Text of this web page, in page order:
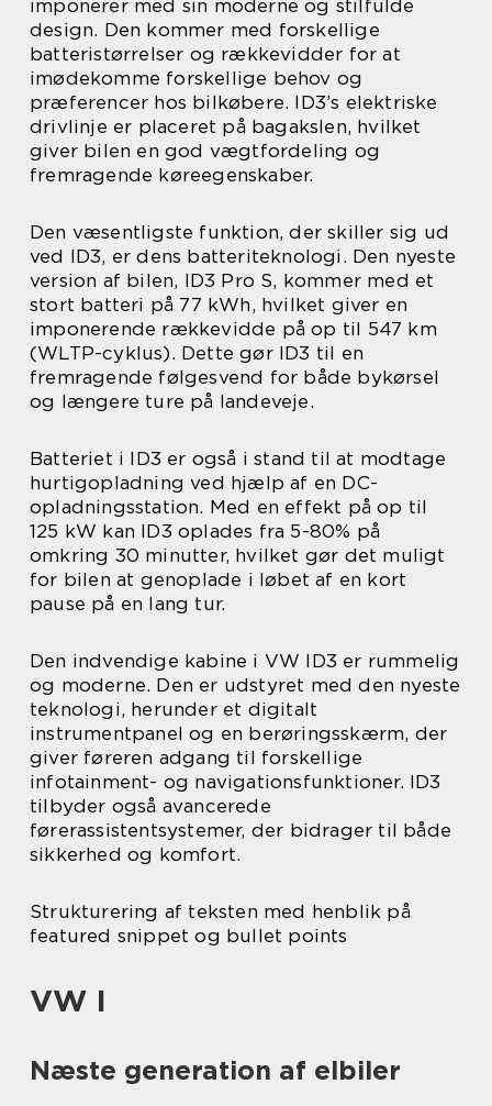
imponerer med sin moderne og stilfulde
design. Den kommer med forskellige
batteristørrelser og rækkevidder for at
imødekomme forskellige behov og
præferencer hos bilkøbere. ID3’s elektriske
drivlinje er placeret på bagakslen, hvilket
giver bilen en god vægtfordeling og
fremragende køreegenskaber.
Den væsentligste funktion, der skiller sig ud
ved ID3, er dens batteriteknologi. Den nyeste
version af bilen, ID3 Pro S, kommer med et
stort batteri på 77 kWh, hvilket giver en
imponerende rækkevidde på op til 547 km
(WLTP-cyklus). Dette gør ID3 til en
fremragende følgesvend for både bykørsel
og længere ture på landeveje.
Batteriet i ID3 er også i stand til at modtage
hurtigopladning ved hjælp af en DC-
opladningsstation. Med en effekt på op til
125 kW kan ID3 oplades fra 5-80% på
omkring 30 minutter, hvilket gør det muligt
for bilen at genoplade i løbet af en kort
pause på en lang tur.
Den indvendige kabine i VW ID3 er rummelig
og moderne. Den er udstyret med den nyeste
teknologi, herunder et digitalt
instrumentpanel og en berøringsskærm, der
giver føreren adgang til forskellige
infotainment- og navigationsfunktioner. ID3
tilbyder også avancerede
førerassistentsystemer, der bidrager til både
sikkerhed og komfort.
Strukturering af teksten med henblik på
featured snippet og bullet points
VW I
Næste generation af elbiler